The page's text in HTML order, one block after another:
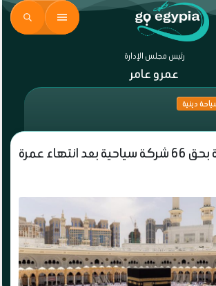
رئيس مجلس الإدارة
عمرو عامر
دينية
عقوبات مغلظة بحق 66 شركة سياحية بعد انتهاء عمرة